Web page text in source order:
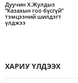
Дуучин Х.Жулдыз
“Казахын гоо бүсгүй”
тэмцээний шилдэгт
үлджээ
ХАРИУ ҮЛДЭЭХ